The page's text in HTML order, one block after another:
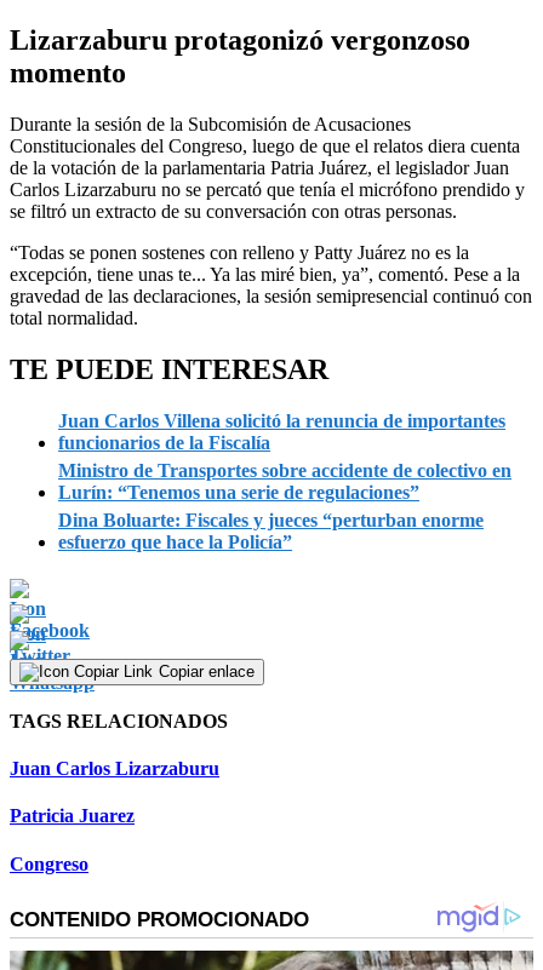
Lizarzaburu protagonizó vergonzoso
momento
Durante la sesión de la Subcomisión de Acusaciones
Constitucionales del Congreso, luego de que el relatos diera cuenta
de la votación de la parlamentaria Patria Juárez, el legislador Juan
Carlos Lizarzaburu no se percató que tenía el micrófono prendido y
se filtró un extracto de su conversación con otras personas.
“Todas se ponen sostenes con relleno y Patty Juárez no es la
excepción, tiene unas te... Ya las miré bien, ya”, comentó. Pese a la
gravedad de las declaraciones, la sesión semipresencial continuó con
total normalidad.
TE PUEDE INTERESAR
Juan Carlos Villena solicitó la renuncia de importantes
funcionarios de la Fiscalía
Ministro de Transportes sobre accidente de colectivo en
Lurín: “Tenemos una serie de regulaciones”
Dina Boluarte: Fiscales y jueces “perturban enorme
esfuerzo que hace la Policía”
Copiar enlace
TAGS RELACIONADOS
Juan Carlos Lizarzaburu
Patricia Juarez
Congreso